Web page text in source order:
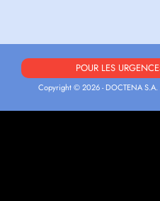
POUR LES
Copyright © 2026 - DOCTENA S.A.